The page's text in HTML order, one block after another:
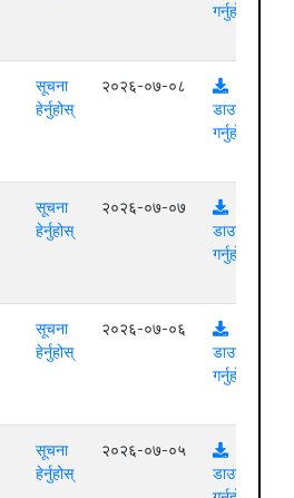
गर्नुहोस्
सूचना
हेर्नुहोस्
२०२६-०७-०८
डाउनलोड
गर्नुहोस्
सूचना
हेर्नुहोस्
२०२६-०७-०७
डाउनलोड
गर्नुहोस्
सूचना
हेर्नुहोस्
२०२६-०७-०६
डाउनलोड
गर्नुहोस्
सूचना
हेर्नुहोस्
२०२६-०७-०५
डाउनलोड